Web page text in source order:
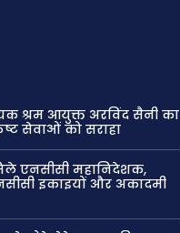
श्रम आयुक्त अरविंद सैनी का
सेवाओं को सराहा
एनसीसी महानिदेशक,
इकाइयों और अकादमी